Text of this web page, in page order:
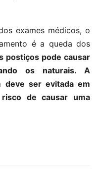
exames médicos, o
é a queda dos
postiços pode causar
os naturais. A
deve ser evitada em
de causar uma